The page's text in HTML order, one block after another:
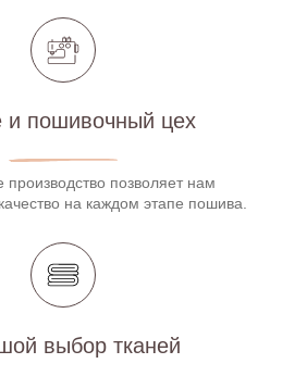
и пошивочный цех
производство позволяет нам
на каждом этапе пошива.
выбор тканей